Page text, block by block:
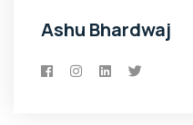
Ashu Bhardwaj